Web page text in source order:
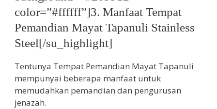
color=”#ffffff”]3. Manfaat Tempat
Pemandian Mayat Tapanuli Stainless
Steel[/su_highlight]
Tentunya Tempat Pemandian Mayat Tapanuli
mempunyai beberapa manfaat untuk
memudahkan pemandian dan pengurusan
jenazah.